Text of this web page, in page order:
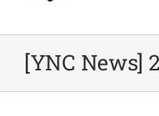
[YNC News]